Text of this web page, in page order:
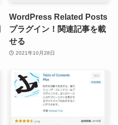
WordPress Related Posts
プラグイン！関連記事を載
せる
2021年10月28日